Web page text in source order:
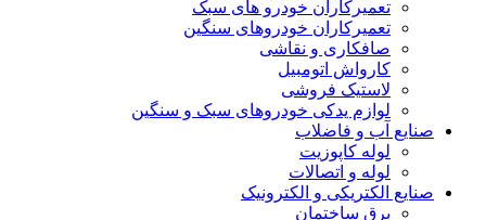
تعمیرکاران خودرو های سبک
تعمیرکاران خودروهای سنگین
صافکاری و نقاشی
کارواش اتومبیل
لاستیک فروشی
لوازم یدکی خودروهای سبک و سنگین
صنایع آب و فاضلاب
لوله کاپوزیت
لوله و اتصالات
صنایع الکتریکی و الکترونیک
برق ساختمان